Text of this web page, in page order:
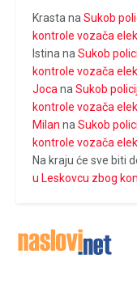
Krasta na Sukob
kontrole vozača
Istina na Sukob
kontrole vozača
Joca na Sukob
kontrole vozača
Milan na Sukob
kontrole vozača
Na kraju će sve biti
u Leskovcu zbog